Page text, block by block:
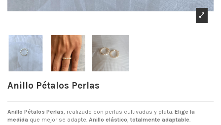
Anillo Pétalos Perlas
Anillo Pétalos Perlas, realizado con perlas cultivadas y plata. Elige la
medida que mejor se adapte. Anillo elástico, totalmente adaptable.